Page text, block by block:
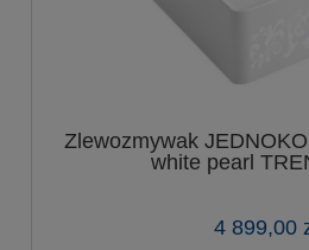
Zlewozmywak
white pearl
4 899,00